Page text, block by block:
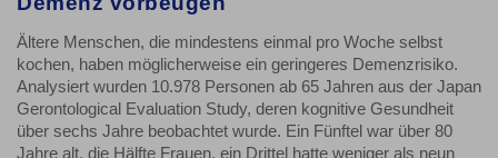
Ältere Menschen, die mindestens einmal pro Woche selbst
kochen, haben möglicherweise ein geringeres Demenzrisiko.
Analysiert wurden 10.978 Personen ab 65 Jahren aus der Japan
Gerontological Evaluation Study, deren kognitive Gesundheit
über sechs Jahre beobachtet wurde. Ein Fünftel war über 80
Jahre alt, die Hälfte Frauen, ein Drittel hatte weniger als neun